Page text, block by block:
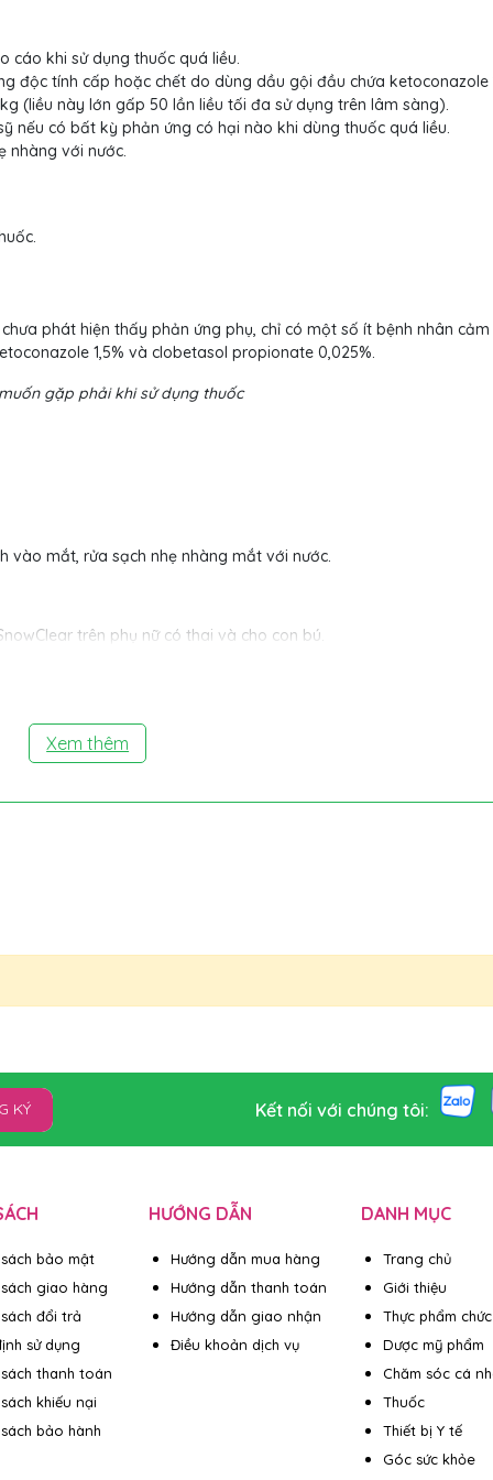
cáo khi sử dụng thuốc quá liều.
độc tính cấp hoặc chết do dùng dầu gội đầu chứa ketoconazole
(liều này lớn gấp 50 lần liều tối đa sử dụng trên lâm sàng).
nếu có bất kỳ phản ứng có hại nào khi dùng thuốc quá liều.
nhàng với nước.
phát hiện thấy phản ứng phụ, chỉ có một số ít bệnh nhân
1,5% và clobetasol propionate 0,025%.
gặp phải khi sử dụng thuốc
vào mắt, rửa sạch nhẹ nhàng mắt với nước.
trên phụ nữ có thai và cho con bú.
rất thấp, tiếp xúc toàn thân không đáng kể. Do đó, ảnh hưởng
lên cơ thể)
1,5% và clobetasol propionate 0,025% cho thấy thuốc có
nghiên cứu invivo ở động vật nhiễm nấm bề mặt cho thấy thuốc
0,025% có tác dụng điều trị hiệu quả, đặc biệt cho bệnh
ketoconazole 1,5% và clobetasol propionate 0,025% hiệu
bã nhờn trên da đầu so với chỉ sử dụng thuốc gội đầu chứa
dùng tại chỗ trên động vật cho thấy thuốc gội đầu chứa
trong sử dụng, không có dị ứng hay phản ứng kích ứng được phát
đến đỏ cam, đóng trong các quy
30 °C, tránh ánh sáng.
Xem thêm
KÝ Kết nối với chúng tôi:
sách bảo mật
sách giao hàng
đổi trả
sử dụng
sách thanh toán
khiếu nại
bảo hành
HƯỚNG DẪN
Hướng dẫn mua hàng
Hướng dẫn thanh toán
Hướng dẫn giao nhận
Điều khoản dịch vụ
DANH MỤC
Trang chủ
Giới thiệu
Thực phẩm
Dược mỹ phẩm
Chăm sóc cá
Thuốc
Thiết bị Y tế
Góc sức khỏe